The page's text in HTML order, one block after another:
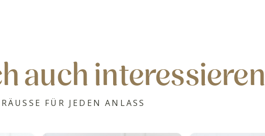
auch interessieren
FÜR JEDEN ANLASS